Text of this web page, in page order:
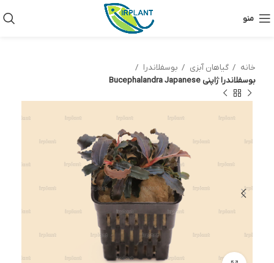
منو
خانه گیاهان آبزی
بوسفلاندرا
بوسفلاندرا ژاپنی Bucephalandra Japanese